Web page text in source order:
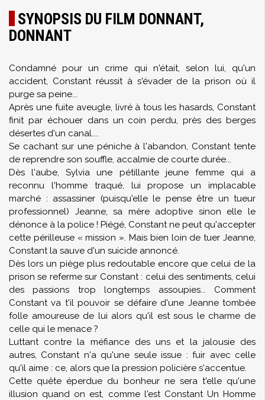
SYNOPSIS DU FILM DONNANT,
DONNANT
Condamné pour un crime qui n'était, selon lui, qu'un
accident, Constant réussit à s'évader de la prison où il
purge sa peine...
Après une fuite aveugle, livré à tous les hasards, Constant
finit par échouer dans un coin perdu, près des berges
désertes d'un canal....
Se cachant sur une péniche à l'abandon, Constant tente
de reprendre son souffle, accalmie de courte durée...
Dès l'aube, Sylvia une pétillante jeune femme qui a
reconnu l'homme traqué, lui propose un implacable
marché : assassiner (puisqu'elle le pense être un tueur
professionnel) Jeanne, sa mère adoptive sinon elle le
dénonce à la police ! Piégé, Constant ne peut qu'accepter
cette périlleuse « mission ». Mais bien loin de tuer Jeanne,
Constant la sauve d'un suicide annoncé.
Dès lors un piège plus redoutable encore que celui de la
prison se referme sur Constant : celui des sentiments, celui
des passions trop longtemps assoupies... Comment
Constant va t'il pouvoir se défaire d'une Jeanne tombée
folle amoureuse de lui alors qu'il est sous le charme de
celle qui le menace ?
Luttant contre la méfiance des uns et la jalousie des
autres, Constant n'a qu'une seule issue : fuir avec celle
qu'il aime : ce, alors que la pression policière s'accentue.
Cette quête éperdue du bonheur ne sera t'elle qu'une
illusion quand on est, comme l'est Constant Un Homme